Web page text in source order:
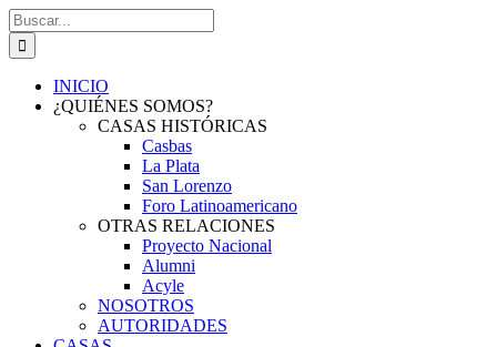
Saltar
al
contenido
Buscar:
INICIO
¿QUIÉNES SOMOS?
CASAS HISTÓRICAS
Casbas
La Plata
San Lorenzo
Foro Latinoamericano
OTRAS RELACIONES
Proyecto Nacional
Alumni
Acyle
NOSOTROS
AUTORIDADES